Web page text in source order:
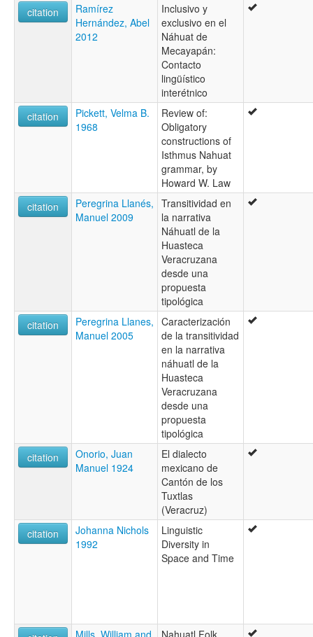
citation
Ramírez
Hernández, Abel
2012
Inclusivo y
exclusivo en el
Náhuat de
Mecayapán:
Contacto
lingüístico
interétnico
citation
Pickett, Velma B.
1968
Review of:
Obligatory
constructions of
Isthmus Nahuat
grammar, by
Howard W. Law
citation
Peregrina Llanés,
Manuel 2009
Transitividad en
la narrativa
Náhuatl de la
Huasteca
Veracruzana
desde una
propuesta
tipológica
citation
Peregrina Llanes,
Manuel 2005
Caracterización
de la transitividad
en la narrativa
náhuatl de la
Huasteca
Veracruzana
desde una
propuesta
tipológica
citation
Onorio, Juan
Manuel 1924
El dialecto
mexicano de
Cantón de los
Tuxtlas
(Veracruz)
citation
Johanna Nichols
1992
Linguistic
Diversity in
Space and Time
Mills, William and Nahuatl Folk